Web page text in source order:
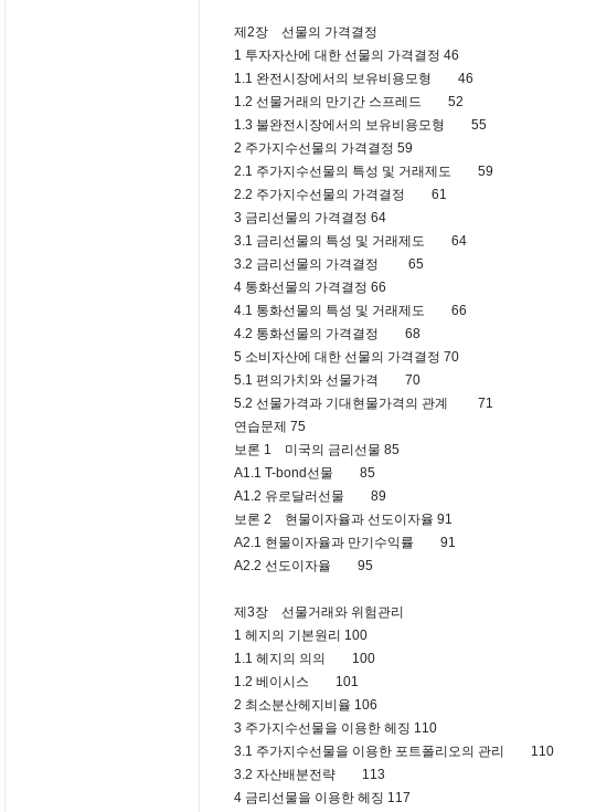
제2장 선물의 가격결정
1 투자자산에 대한 선물의 가격결정 46
1.1 완전시장에서의 보유비용모형 46
1.2 선물거래의 만기간 스프레드 52
1.3 불완전시장에서의 보유비용모형 55
2 주가지수선물의 가격결정 59
2.1 주가지수선물의 특성 및 거래제도 59
2.2 주가지수선물의 가격결정 61
3 금리선물의 가격결정 64
3.1 금리선물의 특성 및 거래제도 64
3.2 금리선물의 가격결정 65
4 통화선물의 가격결정 66
4.1 통화선물의 특성 및 거래제도 66
4.2 통화선물의 가격결정 68
5 소비자산에 대한 선물의 가격결정 70
5.1 편의가치와 선물가격 70
5.2 선물가격과 기대현물가격의 관계 71
연습문제 75
보론 1 미국의 금리선물 85
A1.1 T-bond선물 85
A1.2 유로달러선물 89
보론 2 현물이자율과 선도이자율 91
A2.1 현물이자율과 만기수익률 91
A2.2 선도이자율 95
제3장 선물거래와 위험관리
1 헤지의 기본원리 100
1.1 헤지의 의의 100
1.2 베이시스 101
2 최소분산헤지비율 106
3 주가지수선물을 이용한 헤징 110
3.1 주가지수선물을 이용한 포트폴리오의 관리 110
3.2 자산배분전략 113
4 금리선물을 이용한 헤징 117